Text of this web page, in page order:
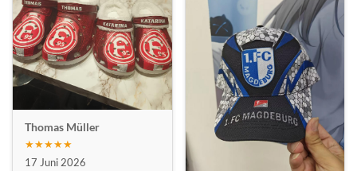
Thomas Müller
★★★★★
17 Juni 2026